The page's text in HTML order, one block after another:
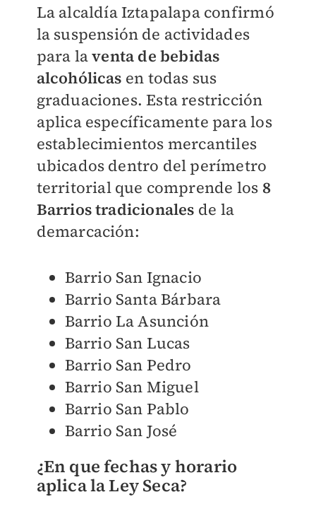
La alcaldía Iztapalapa confirmó
la suspensión de actividades
para laventa de bebidas
alcohólicas en todas sus
graduaciones. Esta restricción
aplica específicamente para los
establecimientos mercantiles
ubicados dentro del perímetro
territorial que comprende los 8
Barrios tradicionales de la
demarcación:
Barrio San Ignacio
Barrio Santa Bárbara
Barrio La Asunción
Barrio San Lucas
Barrio San Pedro
Barrio San Miguel
Barrio San Pablo
Barrio San José
¿En que fechas y horario
aplica la Ley Seca?